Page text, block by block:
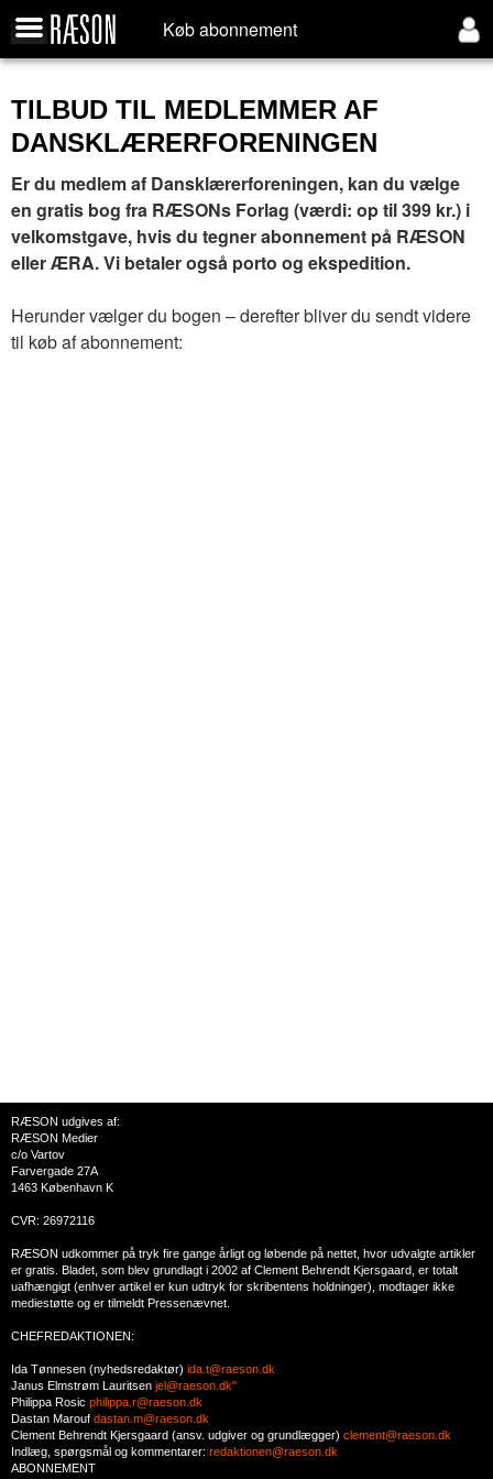
Køb abonnement
TILBUD TIL MEDLEMMER AF
DANSKLÆRERFORENINGEN
Er du medlem af Dansklærerforeningen, kan du vælge
en gratis bog fra RÆSONs Forlag (værdi: op til 399 kr.) i
velkomstgave, hvis du tegner abonnement på RÆSON
eller ÆRA. Vi betaler også porto og ekspedition.
Herunder vælger du bogen – derefter bliver du sendt videre
til køb af abonnement:
RÆSON udgives af:
RÆSON Medier
c/o Vartov
Farvergade 27A
1463 København K
CVR: 26972116
RÆSON udkommer på tryk fire gange årligt og løbende på nettet, hvor udvalgte artikler
er gratis. Bladet, som blev grundlagt i 2002 af Clement Behrendt Kjersgaard, er totalt
uafhængigt (enhver artikel er kun udtryk for skribentens holdninger), modtager ikke
mediestøtte og er tilmeldt Pressenævnet.
CHEFREDAKTIONEN:
Ida Tønnesen (nyhedsredaktør) ida.t@raeson.dk
Janus Elmstrøm Lauritsen jel@raeson.dk"
Philippa Rosic philippa.r@raeson.dk
Dastan Marouf dastan.m@raeson.dk
Clement Behrendt Kjersgaard (ansv. udgiver og grundlægger) clement@raeson.dk
Indlæg, spørgsmål og kommentarer: redaktionen@raeson.dk
ABONNEMENT